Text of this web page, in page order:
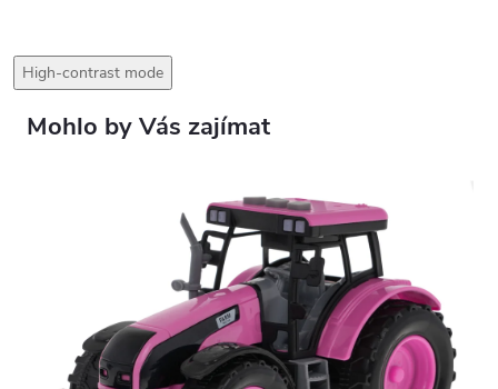
High-contrast mode